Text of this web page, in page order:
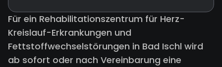
Für ein Rehabilitationszentrum für Herz-
Kreislauf-Erkrankungen und
Fettstoffwechselstörungen in Bad Ischl wird
ab sofort oder nach Vereinbarung eine